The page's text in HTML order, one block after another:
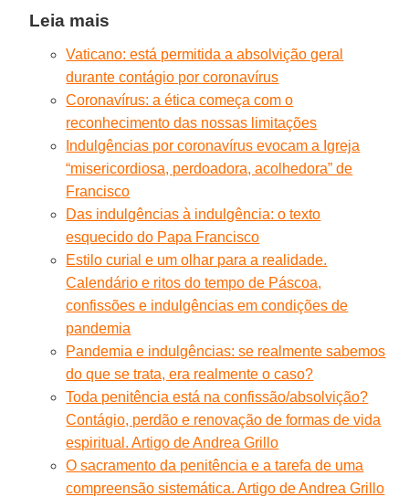
Leia mais
Vaticano: está permitida a absolvição geral
durante contágio por coronavírus
Coronavírus: a ética começa com o
reconhecimento das nossas limitações
Indulgências por coronavírus evocam a Igreja
“misericordiosa, perdoadora, acolhedora” de
Francisco
Das indulgências à indulgência: o texto
esquecido do Papa Francisco
Estilo curial e um olhar para a realidade.
Calendário e ritos do tempo de Páscoa,
confissões e indulgências em condições de
pandemia
Pandemia e indulgências: se realmente sabemos
do que se trata, era realmente o caso?
Toda penitência está na confissão/absolvição?
Contágio, perdão e renovação de formas de vida
espiritual. Artigo de Andrea Grillo
O sacramento da penitência e a tarefa de uma
compreensão sistemática. Artigo de Andrea Grillo